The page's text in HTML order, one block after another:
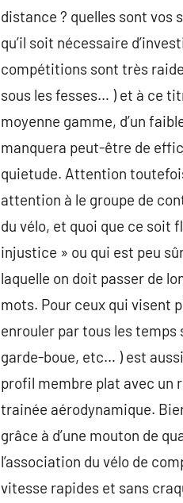
distance ? quelles sont vos
qu’il soit nécessaire
compétitions sont très
sous les fesses… ) et à ce
moyenne gamme, d’un
manquera peut-être de
quietude. Attention
attention à le groupe de
du vélo, et quoi que ce soit
injustice » ou qui est peu
laquelle on doit passer de
mots. Pour ceux qui visent
enrouler par tous les temps
garde-boue, etc… ) est
profil membre plat avec un
trainée aérodynamique.
grâce à d’une mouton de
l’association du vélo de
vitesse rapides et sans